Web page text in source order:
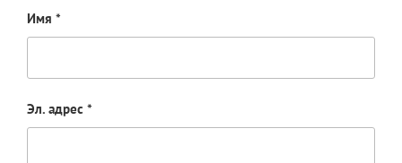
Имя *
Эл. адрес *